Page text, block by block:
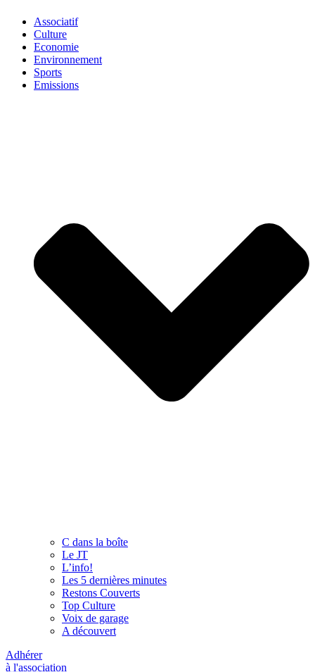
Associatif
Culture
Economie
Environnement
Sports
Emissions
C dans la boîte
Le JT
L’info!
Les 5 dernières minutes
Restons Couverts
Top Culture
Voix de garage
A découvert
Adhérer
à l'association